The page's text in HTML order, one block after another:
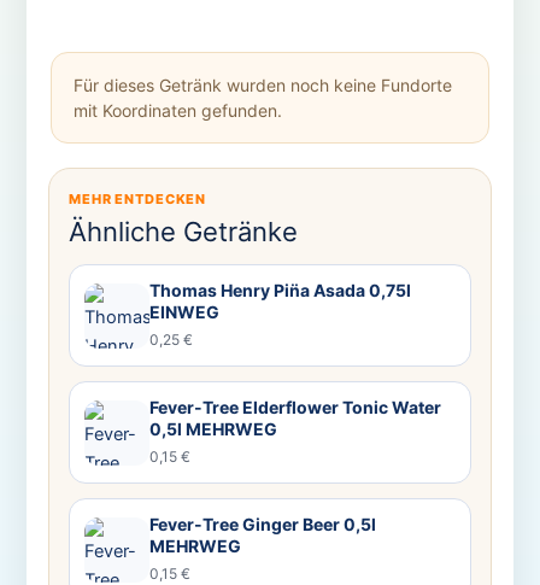
Für dieses Getränk wurden noch keine Fundorte
mit Koordinaten gefunden.
MEHR ENTDECKEN
Ähnliche Getränke
Thomas Henry Pin̈a Asada 0,75l
EINWEG
0,25 €
Fever-Tree Elderflower Tonic Water
0,5l MEHRWEG
0,15 €
Fever-Tree Ginger Beer 0,5l
MEHRWEG
0,15 €